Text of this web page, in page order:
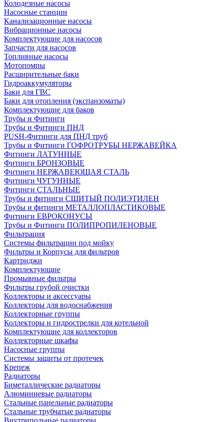
Колодезные насосы
Насосные станции
Канализационные насосы
Вибрационные насосы
Комплектующие для насосов
Запчасти для насосов
Топливные насосы
Мотопомпы
Расширительные баки
Гидроаккумуляторы
Баки для ГВС
Баки для отопления (экспанзоматы)
Комплектующие для баков
Трубы и Фитинги
Трубы и Фитинги ПНД
PUSH-Фитинги для ПНД труб
Трубы и Фитинги ГОФРОТРУБЫ НЕРЖАВЕЙКА
Фитинги ЛАТУННЫЕ
Фитинги БРОНЗОВЫЕ
Фитинги НЕРЖАВЕЮЩАЯ СТАЛЬ
Фитинги ЧУГУННЫЕ
Фитинги СТАЛЬНЫЕ
Трубы и фитинги СШИТЫЙ ПОЛИЭТИЛЕН
Трубы и фитинги МЕТАЛЛОПЛАСТИКОВЫЕ
Фитинги ЕВРОКОНУСЫ
Трубы и Фитинги ПОЛИПРОПИЛЕНОВЫЕ
Фильтрация
Системы фильтрации под мойку
Фильтры и Корпусы для фильтров
Картриджи
Комплектующие
Промывные фильтры
Фильтры грубой очистки
Коллекторы и аксессуары
Коллекторы для водоснабжения
Коллекторные группы
Коллекторы и гидрострелки для котельной
Комплектующие для коллекторов
Коллекторные шкафы
Насосные группы
Системы защиты от протечек
Крепеж
Радиаторы
Биметаллические радиаторы
Алюминиевые радиаторы
Стальные панельные радиаторы
Стальные трубчатые радиаторы
Внутрипольные радиаторы